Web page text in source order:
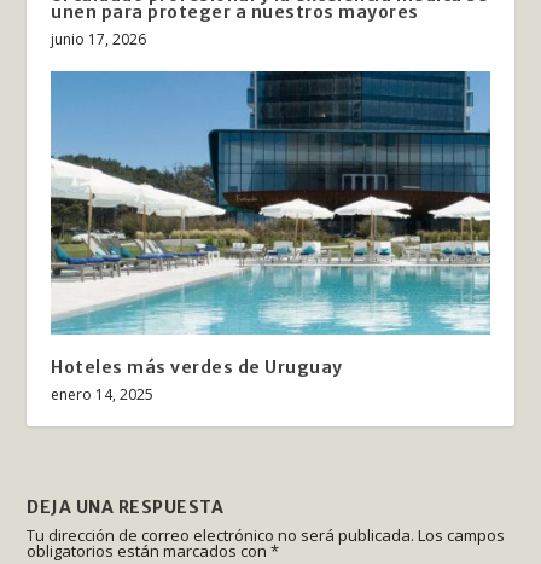
unen para proteger a nuestros mayores
junio 17, 2026
Hoteles más verdes de Uruguay
enero 14, 2025
DEJA UNA RESPUESTA
Tu dirección de correo electrónico no será publicada. Los campos
obligatorios están marcados con*